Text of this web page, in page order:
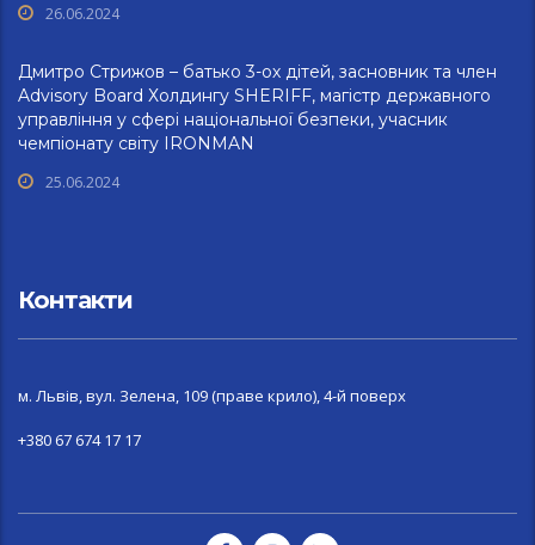
26.06.2024
Дмитро Стрижов – батько 3-ох дітей, засновник та член
Advisory Board Холдингу SHERIFF, магістр державного
управління у сфері національної безпеки, учасник
чемпіонату світу IRONMAN
25.06.2024
Контакти
м. Львів, вул. Зелена, 109 (праве крило), 4-й поверх
+380 67 674 17 17